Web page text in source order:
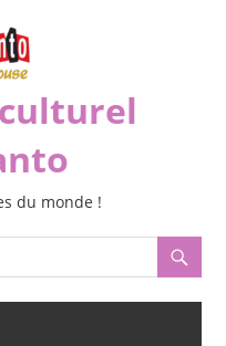
du monde !